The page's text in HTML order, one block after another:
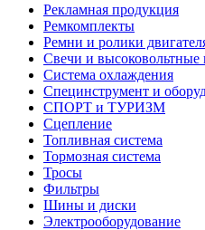
Рекламная продукция
Ремкомплекты
Ремни и ролики
Свечи и высоковольтные
Система охлаждения
Специнструмент и
СПОРТ и ТУРИЗМ
Сцепление
Топливная система
Тормозная система
Тросы
Фильтры
Шины и диски
Электрооборудование